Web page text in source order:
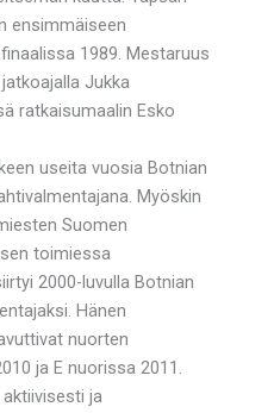
ensimmäiseen
1989. Mestaruus
Jukka
ratkaisumaalin Esko
useita vuosia Botnian
Myöskin
Suomen
toimiessa
2000-luvulla Botnian
Hänen
nuorten
ja E nuorissa 2011.
ja